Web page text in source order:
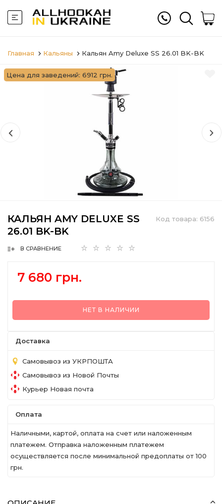
Главная Кальяны Кальян Amy Deluxe SS 26.01 BK-BK
Цена для заведений: 6912 грн.
Код товара: 6156
КАЛЬЯН AMY DELUXE SS
26.01 BK-BK
В СРАВНЕНИЕ
7 680 грн.
НЕТ В НАЛИЧИИ
Доставка
Самовывоз из УКРПОШТА
Самовывоз из Новой Почты
Курьер Новая почта
Оплата
Наличными, картой, оплата на счет или наложенным
платежем. Отправка наложенным платежем
осуществляется после минимальной предоплаты от 100
грн.